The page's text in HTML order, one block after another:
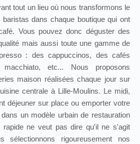
tout un lieu où nous transformons le
dans chaque boutique qui ont
Vous pouvez donc déguster des
mais aussi toute une gamme de
: des cappuccinos, des cafés
etc... Nous proposons
maison réalisées chaque jour sur
centrale à Lille-Moulins. Le midi,
déjeuner sur place ou emporter votre
un modèle urbain de restauration
rapide ne veut pas dire qu'il ne s'agit
sélectionnons rigoureusement nos